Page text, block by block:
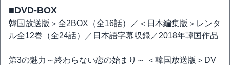
■DVD-BOX
韓国放送版＞全2BOX（全16話）／＜日本編集版＞レンタ
ル全12巻（全24話）／日本語字幕収録／2018年韓国作品
第3の魅力～終わらない恋の始まり～ ＜韓国放送版＞DV